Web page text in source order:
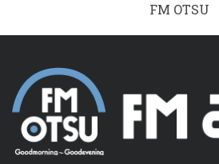
FM OTSU